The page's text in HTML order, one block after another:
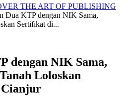
THE ART OF PUBLISHING
Dua KTP dengan NIK Sama,
Sertifikat di...
dengan NIK Sama,
Loloskan